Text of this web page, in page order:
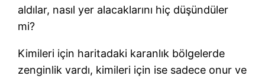
aldılar, nasıl yer alacaklarını hiç düşündüler
mi?
Kimileri için haritadaki karanlık bölgelerde
zenginlik vardı, kimileri için ise sadece onur ve